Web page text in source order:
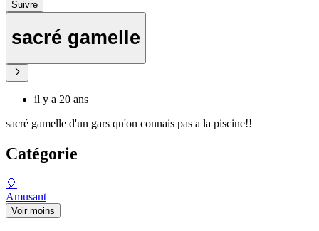
Suivre
sacré gamelle
il y a 20 ans
sacré gamelle d'un gars qu'on connais pas a la piscine!!
Catégorie
🎈
Amusant
Voir moins